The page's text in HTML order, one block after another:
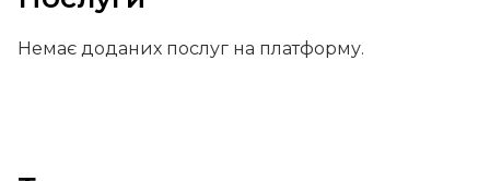
Немає доданих послуг на платформу.